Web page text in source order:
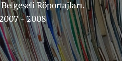
Röportajları.
- 2008